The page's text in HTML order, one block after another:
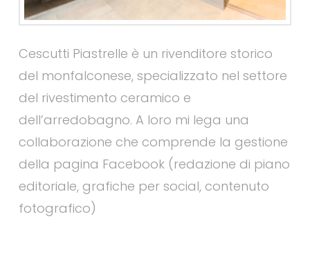
Cescutti Piastrelle è un rivenditore storico
del monfalconese, specializzato nel settore
del rivestimento ceramico e
dell’arredobagno. A loro mi lega una
collaborazione che comprende la gestione
della pagina Facebook (redazione di piano
editoriale, grafiche per social, contenuto
fotografico)